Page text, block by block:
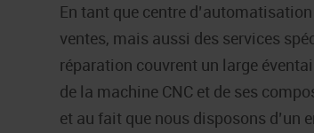
En tant que centre
ventes, mais aussi des services
réparation couvrent un large
de la machine CNC et de ses
et au fait que nous disposons d’un